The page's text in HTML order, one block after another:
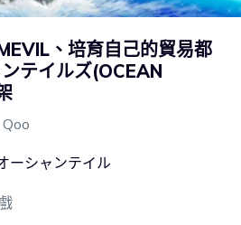
、培育自己的貿易都
テイルズ(OCEAN
Qoo
ーシャンテイル